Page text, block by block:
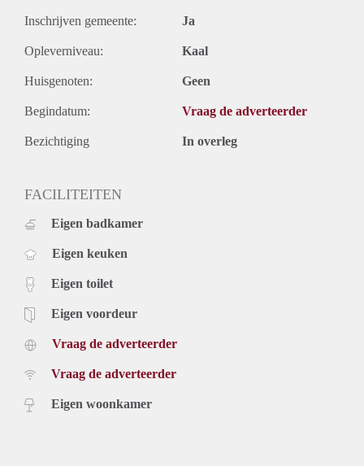
Inschrijven gemeente: Ja
Opleverniveau: Kaal
Huisgenoten: Geen
Begindatum: Vraag de adverteerder
Bezichtiging In overleg
FACILITEITEN
Eigen badkamer
Eigen keuken
Eigen toilet
Eigen voordeur
Vraag de adverteerder
Vraag de adverteerder
Eigen woonkamer